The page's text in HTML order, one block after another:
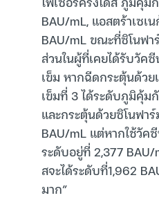
BAU/mL, แอสตร้าเซเ
BAU/mL ขณะที่ซิโนฟา
ส่วนในผู้ที่เคยได้รับวัค
เข็ม หากฉีดกระตุ้นด้วย
เข็มที่ 3 ได้ระดับภูมิคุ้ม
และกระตุ้นด้วยซิโนฟา
BAU/mL แต่หากใช้วัค
ระดับอยู่ที่ 2,377 BAU/
สจะได้ระดับที่1,962
มาก”